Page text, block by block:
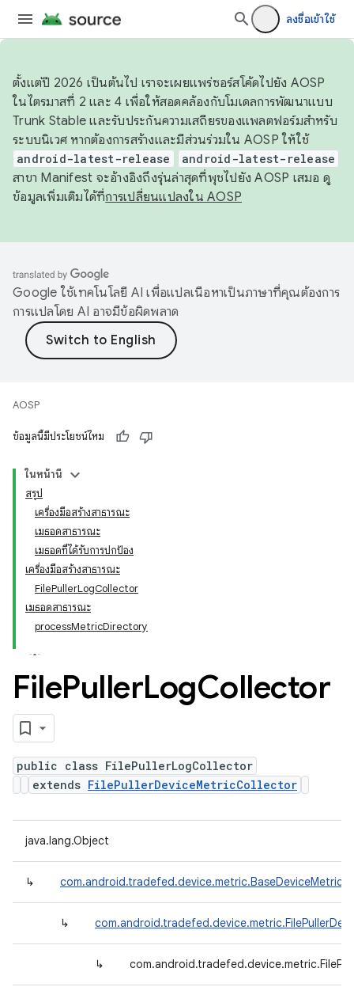
ลงชื่อเข้าใช้
ตั้งแต่ปี 2026 เป็นต้นไป เราจะเผยแพร่ซอร์สโค้ดไปยัง AOSP
ในไตรมาสที่ 2 และ 4 เพื่อให้สอดคล้องกับโมเดลการพัฒนาแบบ
Trunk Stable และรับประกันความเสถียรของแพลตฟอร์มสำหรับ
ระบบนิเวศ หากต้องการสร้างและมีส่วนร่วมใน AOSP ให้ใช้
android-latest-release android-latest-release
สาขา Manifest จะอ้างอิงถึงรุ่นล่าสุดที่พุชไปยัง AOSP เสมอ ดู
ข้อมูลเพิ่มเติมได้ที่การเปลี่ยนแปลงใน AOSP
Google ใช้เทคโนโลยี AI เพื่อแปลเนื้อหาเป็นภาษาที่คุณต้องการ
การแปลโดย AI อาจมีข้อผิดพลาด
AOSP
ข้อมูลนี้มีประโยชน์ไหม
ในหน้านี้
สรุป
เครื่องมือสร้างสาธารณะ
เมธอดสาธารณะ
เมธอดที่ได้รับการปกป้อง
เครื่องมือสร้างสาธารณะ
FilePullerLogCollector
เมธอดสาธารณะ
processMetricDirectory
FilePullerLogCollector
public class FilePullerLogCollector
extends FilePullerDeviceMetricCollector
java.lang.Object
↳
↳
↳